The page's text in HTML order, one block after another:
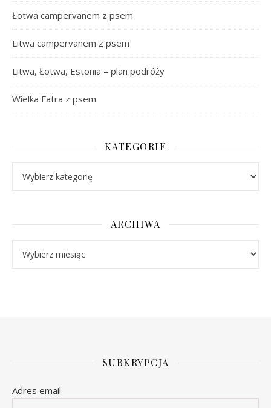
Łotwa campervanem z psem
Litwa campervanem z psem
Litwa, Łotwa, Estonia – plan podróży
Wielka Fatra z psem
KATEGORIE
ARCHIWA
SUBKRYPCJA
Adres email